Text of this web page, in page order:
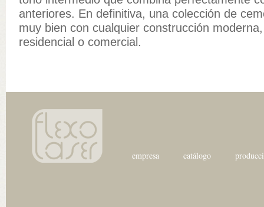
anteriores. En definitiva, una colección de
muy bien con cualquier construcción
residencial o comercial.
empresa catálogo